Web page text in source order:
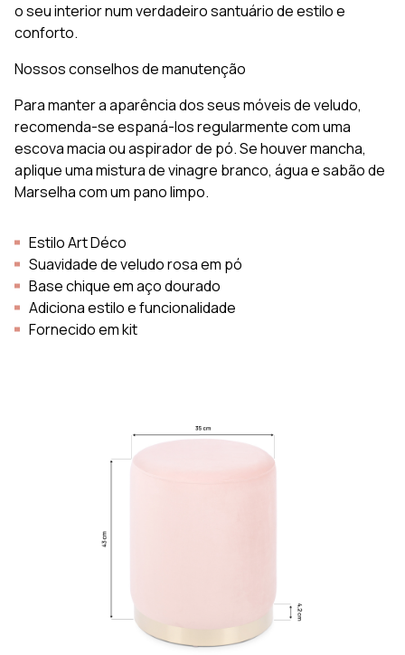
o seu interior num verdadeiro santuário de estilo e
conforto.
Nossos conselhos de manutenção
Para manter a aparência dos seus móveis de veludo,
recomenda-se espaná-los regularmente com uma
escova macia ou aspirador de pó. Se houver mancha,
aplique uma mistura de vinagre branco, água e sabão de
Marselha com um pano limpo.
Estilo Art Déco
Suavidade de veludo rosa em pó
Base chique em aço dourado
Adiciona estilo e funcionalidade
Fornecido em kit